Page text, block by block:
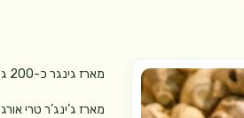
מארז גינגר כ-200 גרם. יבוא. תאילנד